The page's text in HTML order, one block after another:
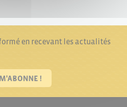
en recevant les actualités
!